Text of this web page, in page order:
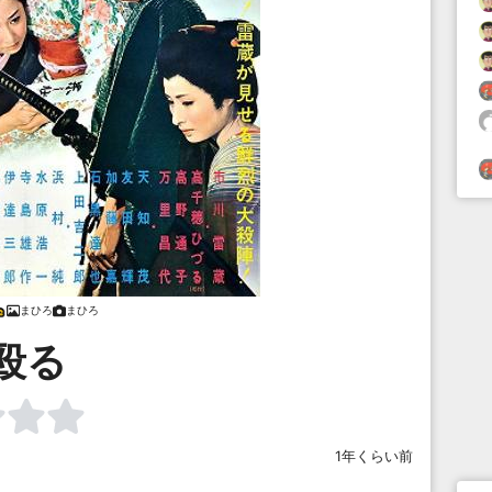
まひろ まひろ
る
1年くらい前